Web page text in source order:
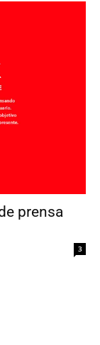
prensa
3